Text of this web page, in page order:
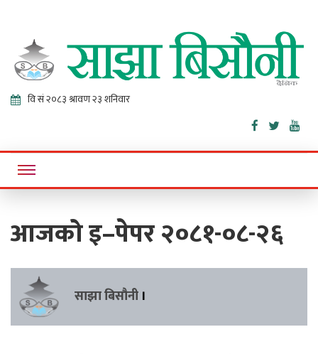
Sajha
Bisaunee
Online News Portal
आजको इ–पेपर २०८१-०८-२६
साझा बिसौनी ।